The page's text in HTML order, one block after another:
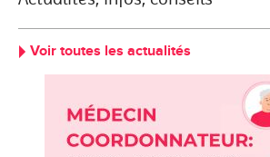
Voir toutes les actualités